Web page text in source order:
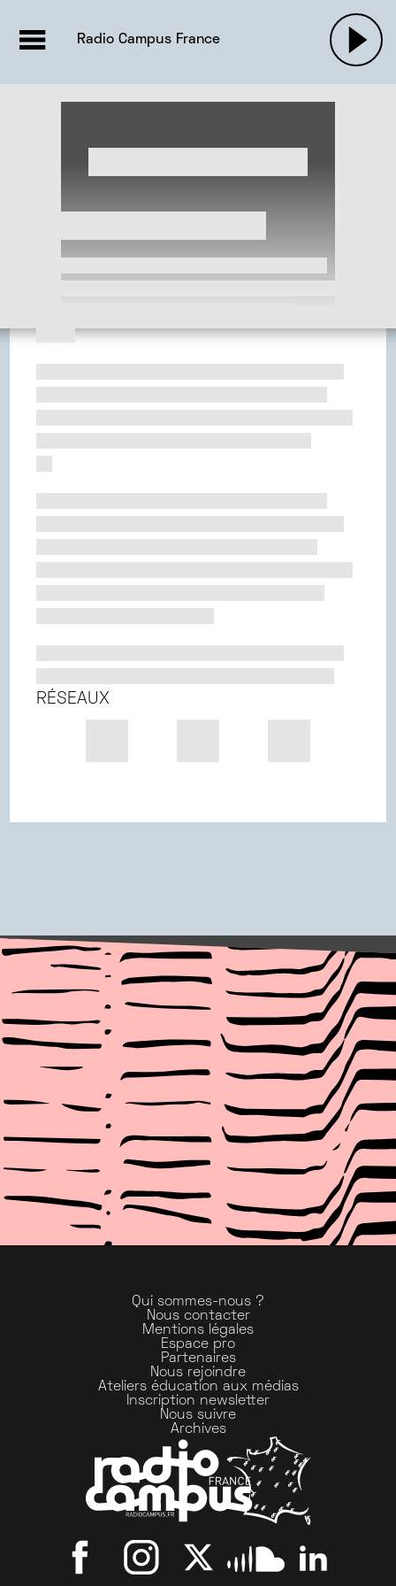
ACTUALITÉS
EMISSIONS |
PODCASTS
Radio Campus France
RÉSEAUX
Qui sommes-nous ?
Nous contacter
Mentions légales
Espace pro
Partenaires
Nous rejoindre
Ateliers éducation aux médias
Inscription newsletter
Nous suivre
Archives